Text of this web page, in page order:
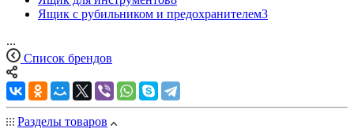
Ящик с рубильником и предохранителем3
...
Список брендов
Разделы товаров